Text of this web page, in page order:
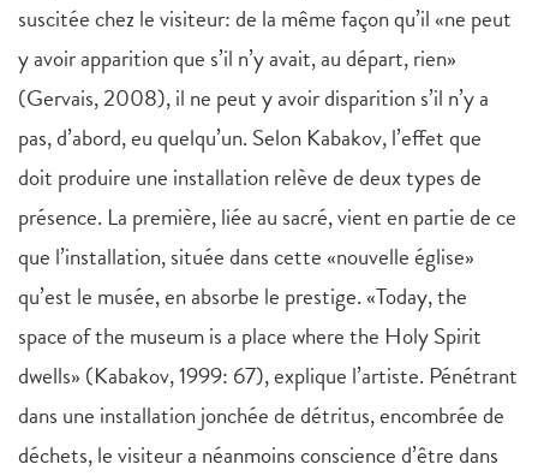
suscitée chez le visiteur: de la même façon qu’il «ne peut
y avoir apparition que s’il n’y avait, au départ, rien»
(Gervais, 2008), il ne peut y avoir disparition s’il n’y a
pas, d’abord, eu quelqu’un. Selon Kabakov, l’effet que
doit produire une installation relève de deux types de
présence. La première, liée au sacré, vient en partie de ce
que l’installation, située dans cette «nouvelle église»
qu’est le musée, en absorbe le prestige. «Today, the
space of the museum is a place where the Holy Spirit
dwells» (Kabakov, 1999: 67), explique l’artiste. Pénétrant
dans une installation jonchée de détritus, encombrée de
déchets, le visiteur a néanmoins conscience d’être dans